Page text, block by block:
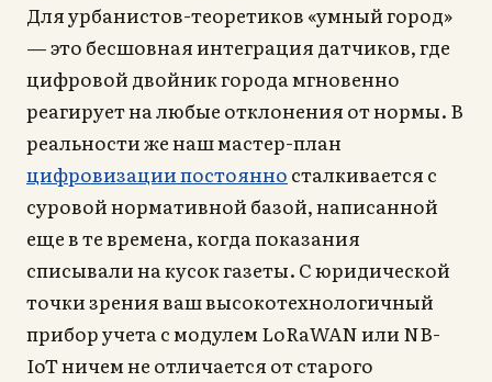
Для урбанистов-теоретиков «умный город»
— это бесшовная интеграция датчиков, где
цифровой двойник города мгновенно
реагирует на любые отклонения от нормы. В
реальности же наш мастер-план
цифровизации постоянно сталкивается с
суровой нормативной базой, написанной
еще в те времена, когда показания
списывали на кусок газеты. С юридической
точки зрения ваш высокотехнологичный
прибор учета с модулем LoRaWAN или NB-
IoT ничем не отличается от старого